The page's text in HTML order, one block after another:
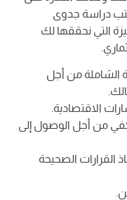
دراسة جدوى
التي نحققها لك
الشاملة من أجل
الاقتصادية.
من أجل الوصول إلى
القرارات الصحيحة